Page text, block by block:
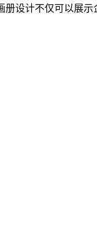
设计不仅可以展示